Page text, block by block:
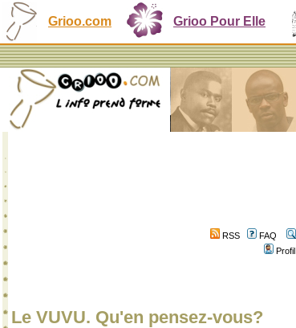
Grioo.com Grioo Pour Elle
RSS FAQ
Profil
Le VUVU. Qu'en pensez-vous?